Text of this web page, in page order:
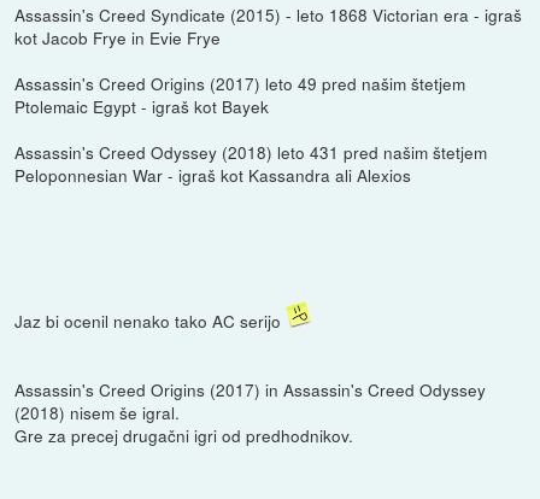
Assassin's Creed Syndicate (2015) - leto 1868 Victorian era - igraš
kot Jacob Frye in Evie Frye
Assassin's Creed Origins (2017) leto 49 pred našim štetjem
Ptolemaic Egypt - igraš kot Bayek
Assassin's Creed Odyssey (2018) leto 431 pred našim štetjem
Peloponnesian War - igraš kot Kassandra ali Alexios
Jaz bi ocenil nenako tako AC serijo
Assassin's Creed Origins (2017) in Assassin's Creed Odyssey
(2018) nisem še igral.
Gre za precej drugačni igri od predhodnikov.